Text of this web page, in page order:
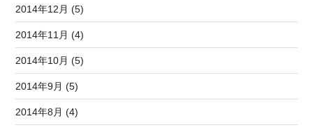
2014年12月 (5)
2014年11月 (4)
2014年10月 (5)
2014年9月 (5)
2014年8月 (4)